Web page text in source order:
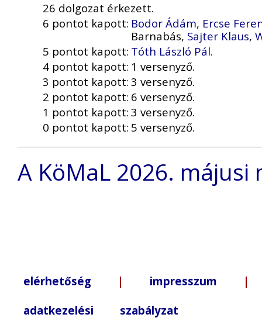
26 dolgozat érkezett.
6 pontot kapott: Bodor Ádám, Ercse
Barnabás, Sajter Klaus,
5 pontot kapott: Tóth László Pál.
4 pontot kapott: 1 versenyző.
3 pontot kapott: 3 versenyző.
2 pontot kapott: 6 versenyző.
1 pontot kapott: 3 versenyző.
0 pontot kapott: 5 versenyző.
A KöMaL 2026.
elérhetőség | impresszum |
adatkezelési szabályzat